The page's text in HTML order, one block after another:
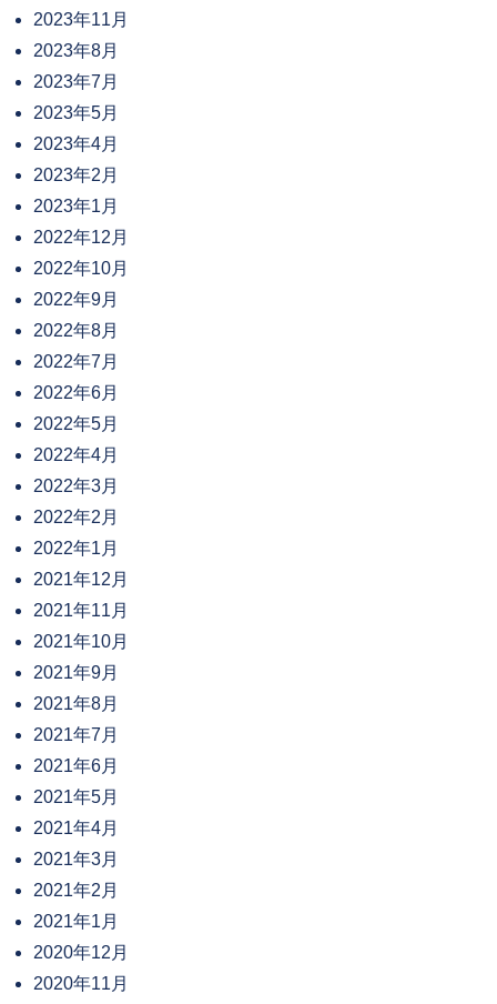
2023年11月
2023年8月
2023年7月
2023年5月
2023年4月
2023年2月
2023年1月
2022年12月
2022年10月
2022年9月
2022年8月
2022年7月
2022年6月
2022年5月
2022年4月
2022年3月
2022年2月
2022年1月
2021年12月
2021年11月
2021年10月
2021年9月
2021年8月
2021年7月
2021年6月
2021年5月
2021年4月
2021年3月
2021年2月
2021年1月
2020年12月
2020年11月